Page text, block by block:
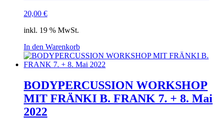
20,00 €
inkl. 19 % MwSt.
In den Warenkorb
BODYPERCUSSION WORKSHOP
MIT FRÄNKI B. FRANK 7. + 8. Mai
2022